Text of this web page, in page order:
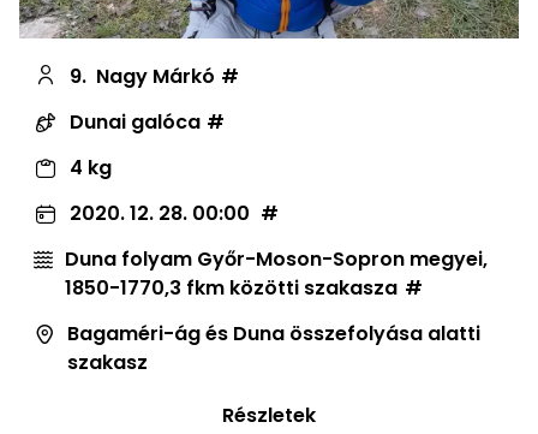
9. Nagy Márkó
Dunai galóca
4 kg
2020. 12. 28. 00:00
Duna folyam Győr-Moson-Sopron megyei,
1850-1770,3 fkm közötti szakasza
Bagaméri-ág és Duna összefolyása alatti
szakasz
Részletek